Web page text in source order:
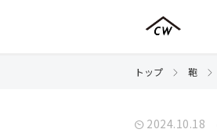
トップ 鞄
2024.10.18